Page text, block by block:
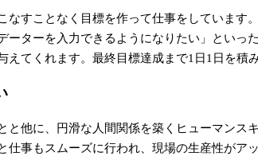
なすことなく目標を作って仕事をしています。
ーターを入力できるようになりたい」といっ
えてくれます。最終目標達成まで1日1日を積
と他に、円滑な人間関係を築くヒューマンス
仕事もスムーズに行われ、現場の生産性が